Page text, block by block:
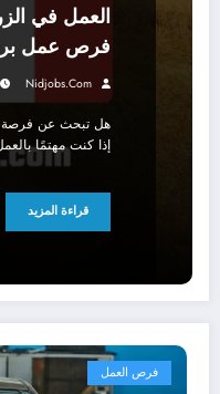
فرص عمل براتب 12 يورو
Nidjobs.com
إذا كنت مهتمًا
قراءة المزيد
فرص العمل